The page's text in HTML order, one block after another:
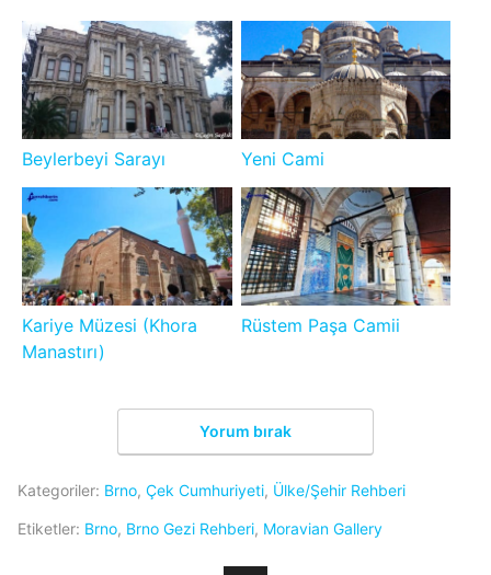
Beylerbeyi Sarayı Yeni Cami
Kariye Müzesi (Khora
Manastırı)
Rüstem Paşa Camii
Yorum bırak
Kategoriler: Brno, Çek Cumhuriyeti, Ülke/Şehir Rehberi
Etiketler: Brno, Brno Gezi Rehberi, Moravian Gallery